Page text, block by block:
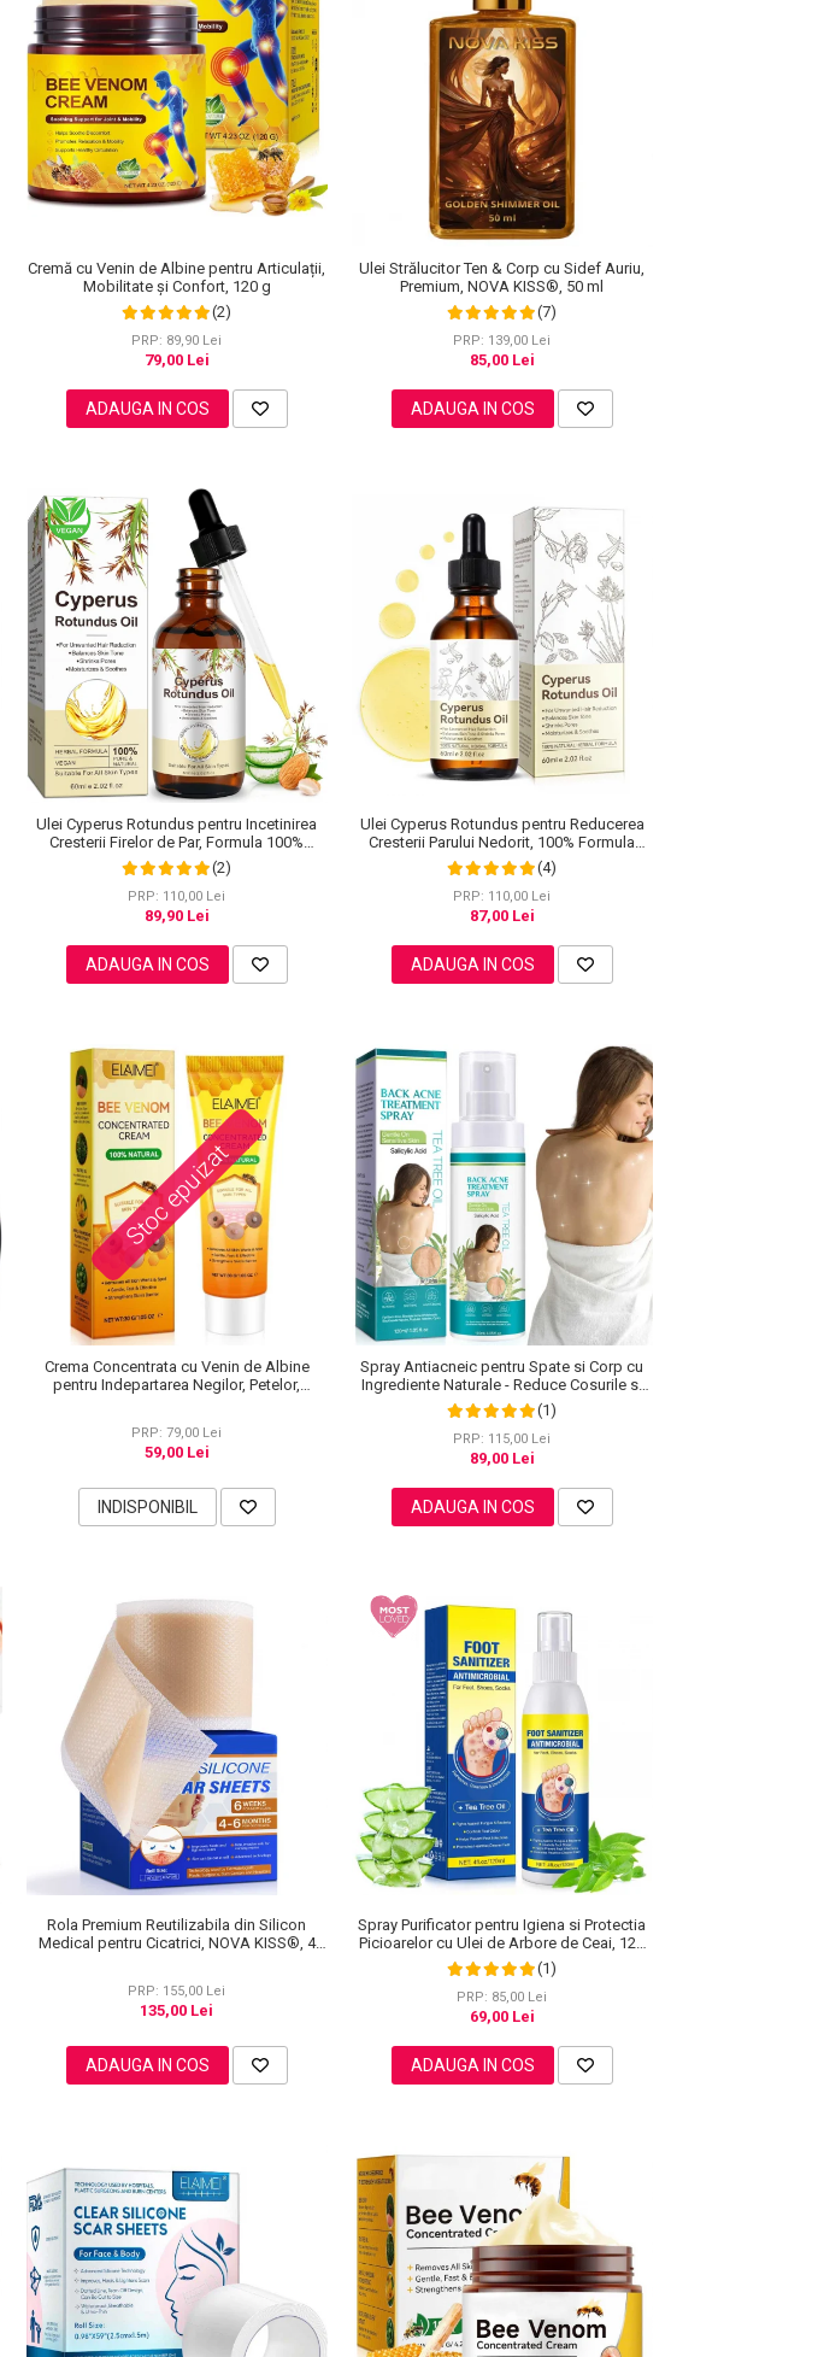
Cremă cu Venin de Albine pentru Articulații,
Mobilitate și Confort, 120 g
(2)
PRP: 89,90 Lei
79,00 Lei
ADAUGA IN COS
Ulei Strălucitor Ten & Corp cu Sidef Auriu,
Premium, NOVA KISS®, 50 ml
(7)
PRP: 139,00 Lei
85,00 Lei
ADAUGA IN COS
Ulei Cyperus Rotundus pentru Incetinirea
Cresterii Firelor de Par, Formula 100%
Naturala, NOVA KISS®, 60 ml
(2)
PRP: 110,00 Lei
89,90 Lei
ADAUGA IN COS
Ulei Cyperus Rotundus pentru Reducerea
Cresterii Parului Nedorit, 100% Formula
Naturala, NOVA KISS®, 60 ml
(4)
PRP: 110,00 Lei
87,00 Lei
ADAUGA IN COS
Stoc epuizat
Crema Concentrata cu Venin de Albine
pentru Indepartarea Negilor, Petelor,
PRP: 79,00 Lei
59,00 Lei
INDISPONIBIL
Spray Antiacneic pentru Spate si Corp cu
Ingrediente Naturale - Reduce Cosurile si
Excesul de Sebum, 120 ml
(1)
PRP: 115,00 Lei
89,00 Lei
ADAUGA IN COS
Rola Premium Reutilizabila din Silicon
Medical pentru Cicatrici, NOVA KISS®, 4
PRP: 155,00 Lei
135,00 Lei
ADAUGA IN COS
Spray Purificator pentru Igiena si Protectia
Picioarelor cu Ulei de Arbore de Ceai, 120
ml
(1)
PRP: 85,00 Lei
69,00 Lei
ADAUGA IN COS